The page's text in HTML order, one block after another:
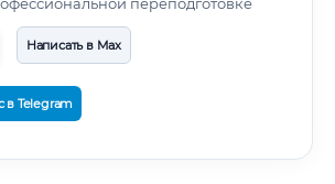
Написать в Max
в Telegram